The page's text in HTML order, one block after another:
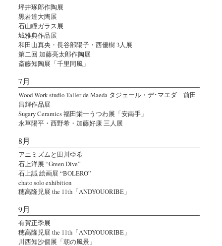
坪井琢郎作陶展
黒岩達大陶展
石山瞳ガラス展
城雅典作品展
和田山真央・長谷部陽子・西優樹 3人展
第二回 加藤亮太郎作陶展
斎藤知陶展「千里同風」
7月
Wood Work studio Taller de Maeda タジェール・デ･マエダ 前田
昌輝作品展
Sugary Ceramics 福田栄一うつわ展「安南手」
永草陽平・西野希・加藤好康 三人展
8月
アニミズムと田川亞希
石上洋展 “Green Dive”
石上誠 絵画展 “BOLERO”
chato solo exhibition
穂高隆児展 the 11th「ANDYOUORIBE」
9月
有賀正季展
穂高隆児展 the 11th「ANDYOUORIBE」
川西知沙個展「朝の風景」